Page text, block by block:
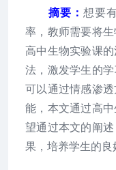
摘要：想要
率，教师需要将
高中生物实验课
法，激发学生的
可以通过情感渗
能，本文通过高
望通过本文的阐
果，培养学生的良